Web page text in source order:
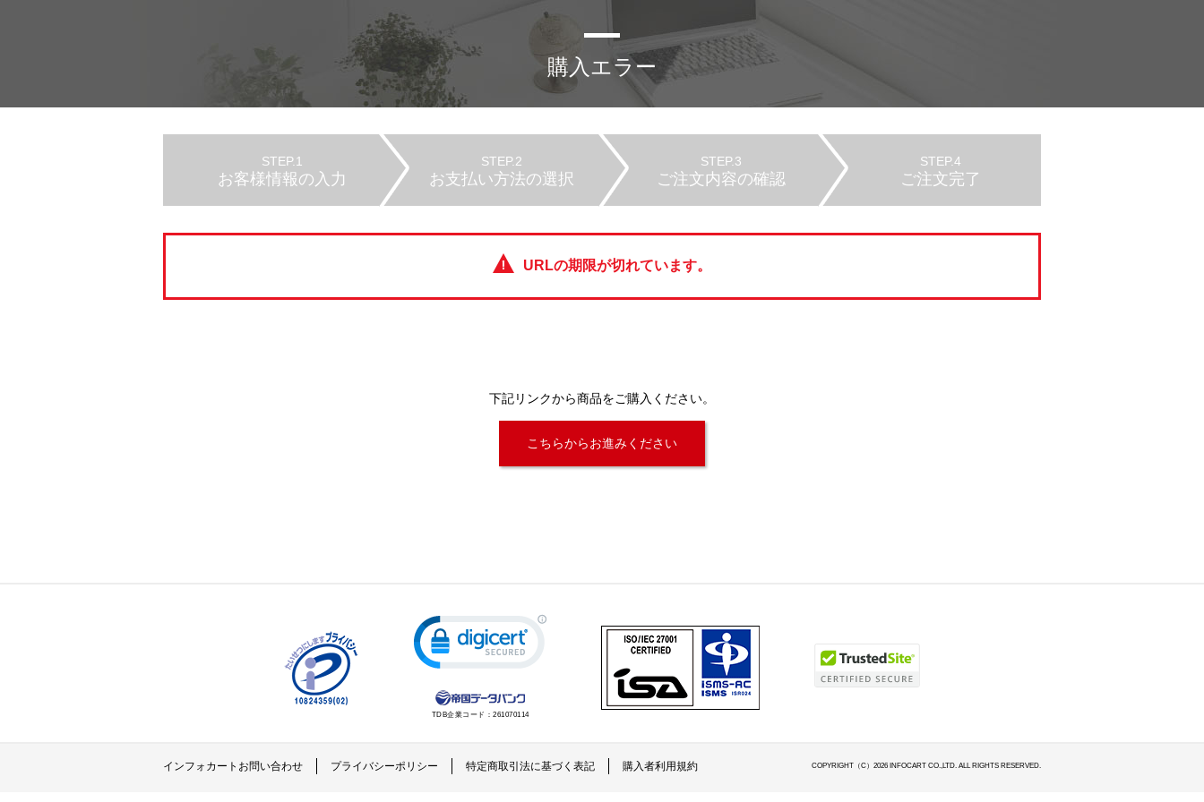
購入エラー
STEP.1
お客様情報の入力
STEP.2
お支払い方法の選択
STEP.3
ご注文内容の確認
STEP.4
ご注文完了
URLの期限が切れています。
下記リンクから商品をご購入ください。
こちらからお進みください
TDB企業コード： 261070114
インフォカートお問い合わせ プライバシーポリシー 特定商取引法に基づく表記 購入者利用規約 COPYRIGHT（C）2026 INFOCART CO.,LTD. ALL RIGHTS RESERVED.